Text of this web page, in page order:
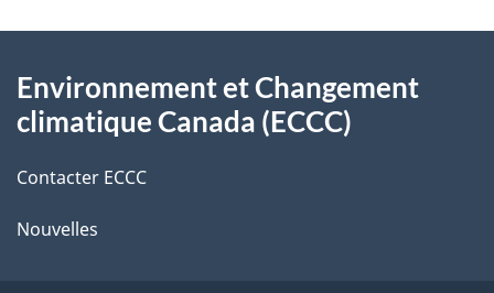
l
s
d
e
l
o
t
r
r
t
propos
de
ce
site
Environnement et Changement
climatique Canada (ECCC)
Contacter ECCC
Nouvelles